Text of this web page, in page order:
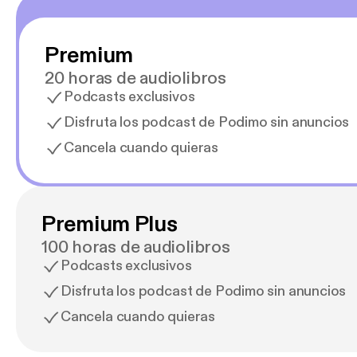
Premium
20 horas de audiolibros
Podcasts exclusivos
Disfruta los podcast de Podimo sin anuncios
Cancela cuando quieras
Premium Plus
100 horas de audiolibros
Podcasts exclusivos
Disfruta los podcast de Podimo sin anuncios
Cancela cuando quieras